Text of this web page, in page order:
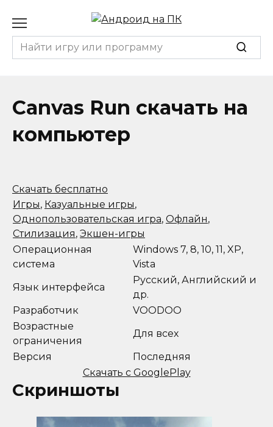
содержанию
Search
for:
Canvas Run скачать на
компьютер
Скачать бесплатно
Игры, Казуальные игры,
Однопользовательская игра, Офлайн,
Стилизация, Экшен-игры
Операционная
система
Windows 7, 8, 10, 11, XP,
Vista
Язык интерфейса
Русский, Английский и
др.
Разработчик
VOODOO
Возрастные
ограничения
Для всех
Версия
Последняя
Скачать с GooglePlay
Скриншоты